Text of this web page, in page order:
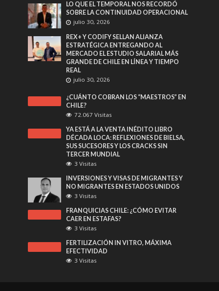
LO QUE EL TEMPORAL NOS RECORDÓ
SOBRE LA CONTINUIDAD OPERACIONAL
julio 30, 2026
REX+ Y CODIFY SELLAN ALIANZA
ESTRATÉGICA ENTREGANDO AL
MERCADO EL ESTUDIO SALARIAL MÁS
GRANDE DE CHILE EN LÍNEA Y TIEMPO
REAL
julio 30, 2026
¿CUÁNTO COBRAN LOS “MAESTROS” EN
CHILE?
72.067 Visitas
YA ESTÁ A LA VENTA INÉDITO LIBRO
DÉCADA LOCA: REFLEXIONES DE BIELSA,
SUS SUCESORES Y LOS CRACKS SIN
TERCER MUNDIAL
3 Visitas
INVERSIONES Y VISAS DE MIGRANTES Y
NO MIGRANTES EN ESTADOS UNIDOS
3 Visitas
FRANQUICIAS CHILE: ¿CÓMO EVITAR
CAER EN ESTAFAS?
3 Visitas
FERTILIZACIÓN IN VITRO, MÁXIMA
EFECTIVIDAD
3 Visitas